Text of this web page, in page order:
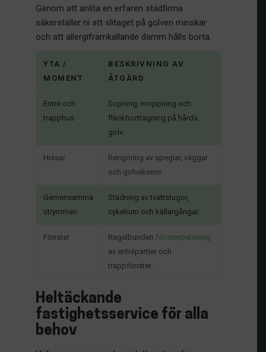
Genom att anlita en erfaren städfirma
säkerställer ni att slitaget på golven minskar
och att allergiframkallande damm hålls borta.
YTA /
MOMENT
BESKRIVNING AV
ÅTGÄRD
Entré och
trapphus
Sopning, moppning och
fläckborttagning på hårda
golv.
Hissar
Rengöring av speglar, väggar
och golvskenor.
Gemensamma
utrymmen
Städning av tvättstugor,
cykelrum och källargångar.
Fönster Regelbunden fönsterputsning
av entrépartier och
trappfönster.
Heltäckande
fastighetsservice för alla
behov